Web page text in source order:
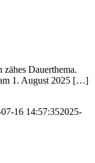
Dauerthema.
1. August 2025 […]
16 14:57:352025-